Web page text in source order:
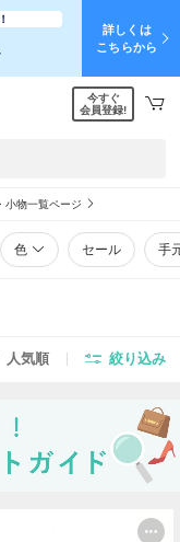
詳しくは
こちらから
今すぐ
会員登録!
小物一覧ページ
色 セール 手
人気順 絞り込み